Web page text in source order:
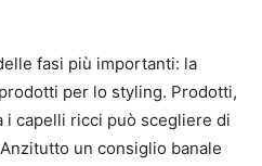
fasi più importanti: la
per lo styling. Prodotti,
i capelli ricci può scegliere di
un consiglio banale